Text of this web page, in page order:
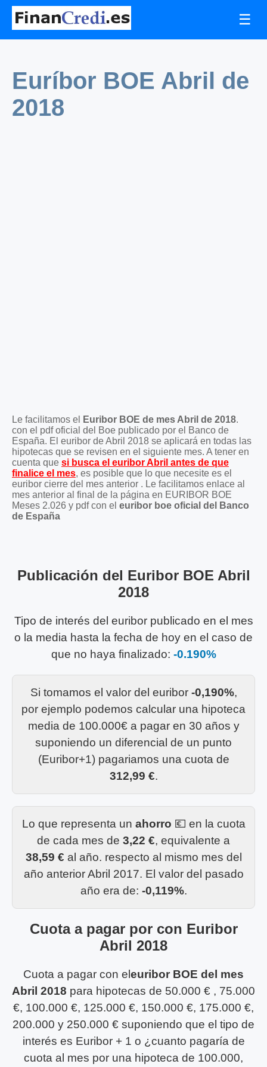
☰
Euríbor BOE Abril de
2018
Le facilitamos el Euribor BOE de mes Abril de 2018.
con el pdf oficial del Boe publicado por el Banco de
España. El euribor de Abril 2018 se aplicará en todas las
hipotecas que se revisen en el siguiente mes. A tener en
cuenta que si busca el euribor Abril antes de que
finalice el mes, es posible que lo que necesite es el
euribor cierre del mes anterior . Le facilitamos enlace al
mes anterior al final de la página en EURIBOR BOE
Meses 2.026 y pdf con el euribor boe oficial del Banco
de España
Publicación del Euribor BOE Abril
2018
Tipo de interés del euribor publicado en el mes
o la media hasta la fecha de hoy en el caso de
que no haya finalizado: -0.190%
Si tomamos el valor del euribor -0,190%,
por ejemplo podemos calcular una hipoteca
media de 100.000€ a pagar en 30 años y
suponiendo un diferencial de un punto
(Euribor+1) pagariamos una cuota de
312,99 €.
Lo que representa un ahorro 💶 en la cuota
de cada mes de 3,22 €, equivalente a
38,59 € al año. respecto al mismo mes del
año anterior Abril 2017. El valor del pasado
año era de: -0,119%.
Cuota a pagar por con Euribor
Abril 2018
Cuota a pagar con eleuribor BOE del mes
Abril 2018 para hipotecas de 50.000 € , 75.000
€, 100.000 €, 125.000 €, 150.000 €, 175.000 €,
200.000 y 250.000 € suponiendo que el tipo de
interés es Euribor + 1 o ¿cuanto pagaría de
cuota al mes por una hipoteca de 100.000,